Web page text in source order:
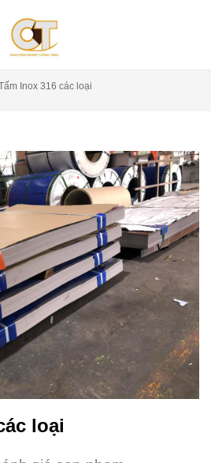
Inox 316 các loại
loại